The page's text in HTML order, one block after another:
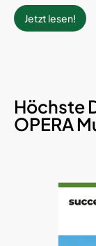
Jetzt lesen!
Höchste
OPERA